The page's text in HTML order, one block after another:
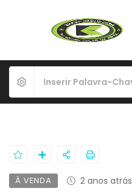
À VENDA 2 anos atrás